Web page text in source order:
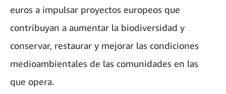
euros a impulsar proyectos europeos que
contribuyan a aumentar la biodiversidad y
conservar, restaurar y mejorar las condiciones
medioambientales de las comunidades en las
que opera.